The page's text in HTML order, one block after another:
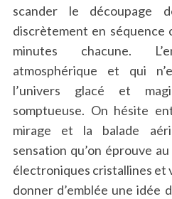
scander le découpage
discrètement en séquence
minutes chacune.
atmosphérique et qui
l’univers glacé et
somptueuse. On hésite
mirage et la balade
sensation qu’on éprouve
électroniques cristallines et
donner d’emblée une idée